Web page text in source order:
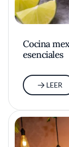
Cocina
esenciales
LEER